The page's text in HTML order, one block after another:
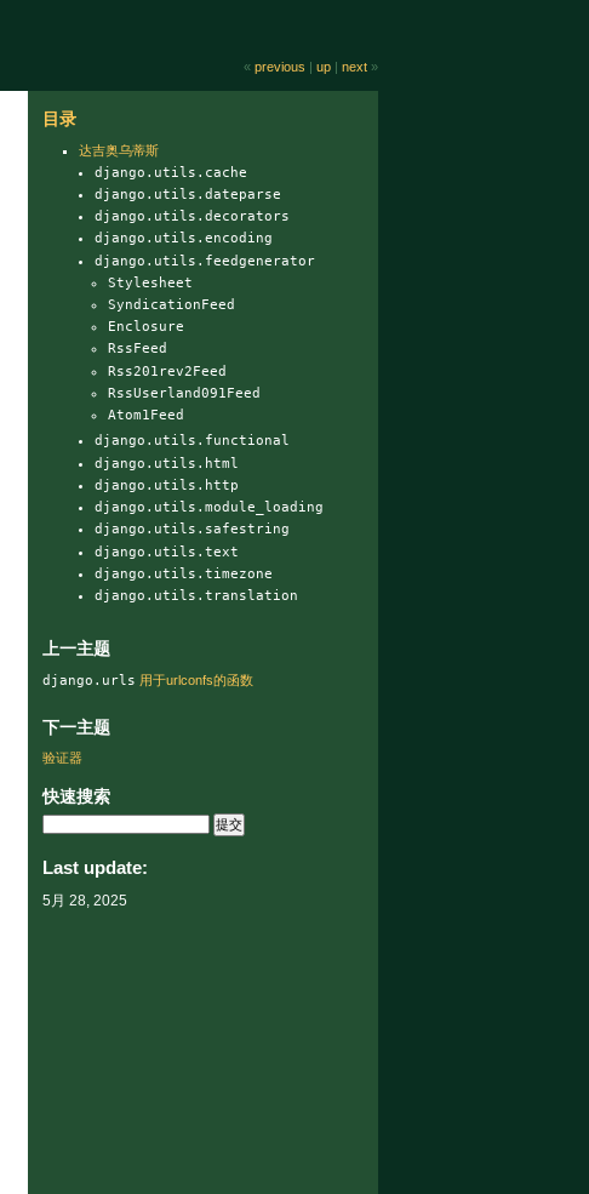
« previous | up| next»
目录
达吉奥乌蒂斯
django.utils.cache
django.utils.dateparse
django.utils.decorators
django.utils.encoding
django.utils.feedgenerator
Stylesheet
SyndicationFeed
Enclosure
RssFeed
Rss201rev2Feed
RssUserland091Feed
Atom1Feed
django.utils.functional
django.utils.html
django.utils.http
django.utils.module_loading
django.utils.safestring
django.utils.text
django.utils.timezone
django.utils.translation
上一主题
django.urls 用于urlconfs的函数
下一主题
验证器
快速搜索
Last update:
5月 28, 2025